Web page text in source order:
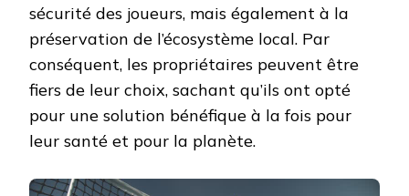
sécurité des joueurs, mais également à la
préservation de l’écosystème local. Par
conséquent, les propriétaires peuvent être
fiers de leur choix, sachant qu’ils ont opté
pour une solution bénéfique à la fois pour
leur santé et pour la planète.